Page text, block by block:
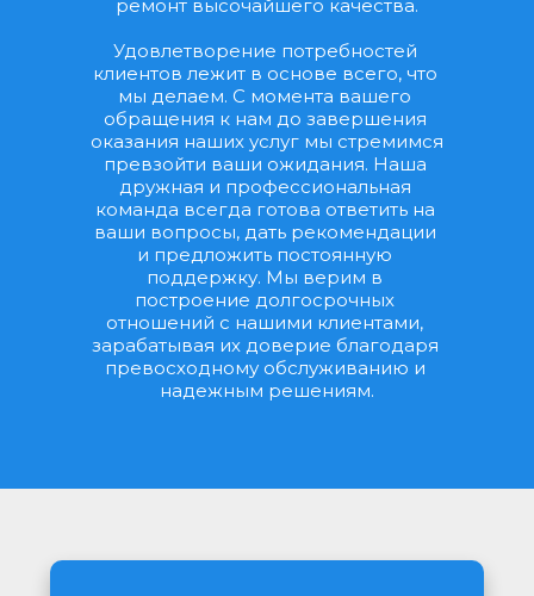
ремонт высочайшего качества.
Удовлетворение потребностей
клиентов лежит в основе всего, что
мы делаем. С момента вашего
обращения к нам до завершения
оказания наших услуг мы стремимся
превзойти ваши ожидания. Наша
дружная и профессиональная
команда всегда готова ответить на
ваши вопросы, дать рекомендации
и предложить постоянную
поддержку. Мы верим в
построение долгосрочных
отношений с нашими клиентами,
зарабатывая их доверие благодаря
превосходному обслуживанию и
надежным решениям.